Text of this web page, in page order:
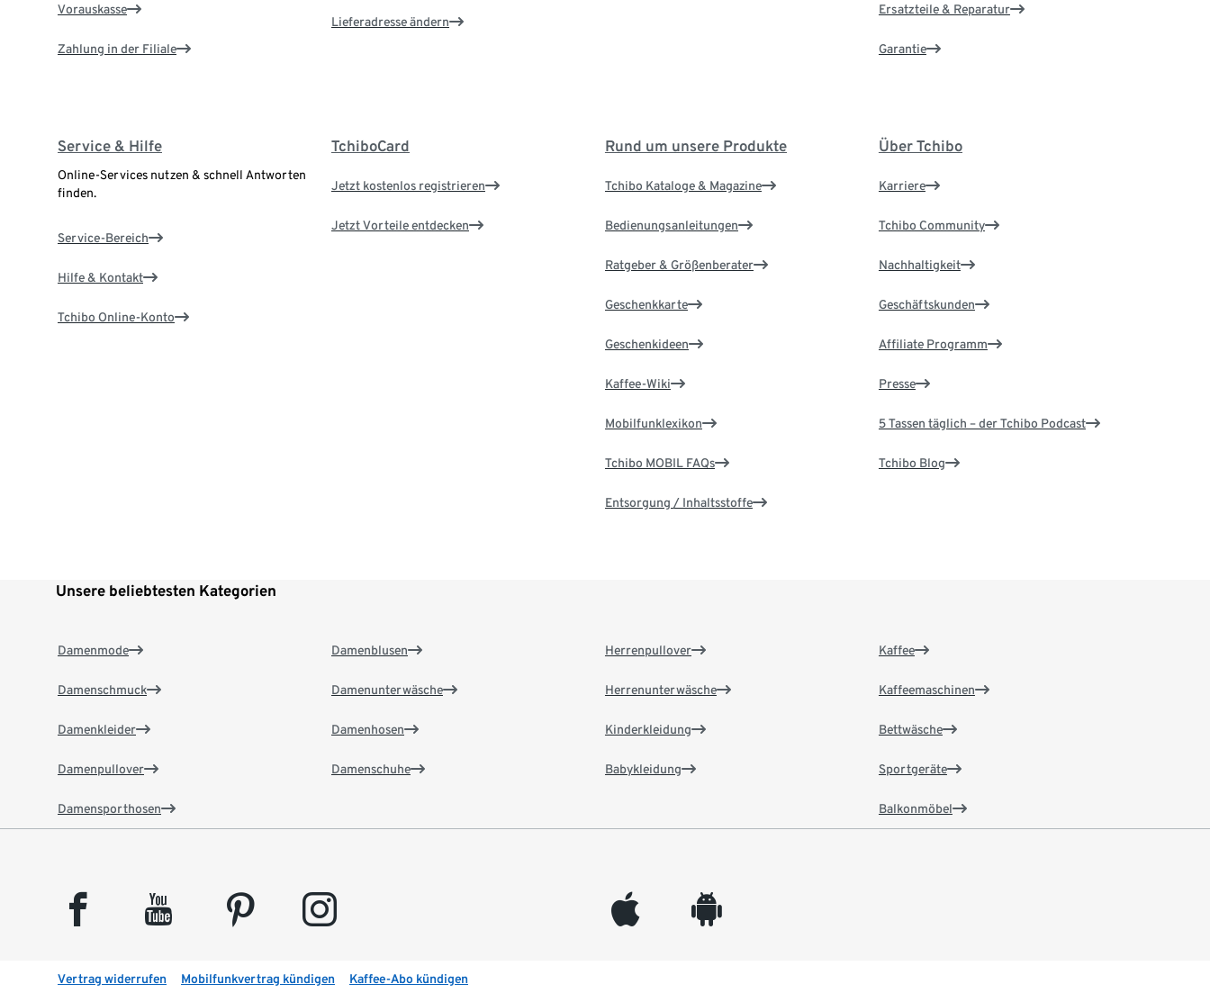
Vorauskasse
Zahlung in der Filiale
Lieferadresse ändern
Ersatzteile & Reparatur
Garantie
Service & Hilfe
Online-Services nutzen & schnell Antworten
finden.
Service-Bereich
Hilfe & Kontakt
Tchibo Online-Konto
TchiboCard
Jetzt kostenlos registrieren
Jetzt Vorteile entdecken
Rund um unsere Produkte
Tchibo Kataloge & Magazine
Bedienungsanleitungen
Ratgeber & Größenberater
Geschenkkarte
Geschenkideen
Kaffee-Wiki
Mobilfunklexikon
Tchibo MOBIL FAQs
Entsorgung / Inhaltsstoffe
Über Tchibo
Karriere
Tchibo Community
Nachhaltigkeit
Geschäftskunden
Affiliate Programm
Presse
5 Tassen täglich – der Tchibo Podcast
Tchibo Blog
Unsere beliebtesten Kategorien
Damenmode
Damenschmuck
Damenkleider
Damenpullover
Damensporthosen
Damenblusen
Damenunterwäsche
Damenhosen
Damenschuhe
Herrenpullover
Herrenunterwäsche
Kinderkleidung
Babykleidung
Kaffee
Kaffeemaschinen
Bettwäsche
Sportgeräte
Balkonmöbel
facebook youtube pinterest instagram appleinc android
Vertrag widerrufen Mobilfunkvertrag kündigen Kaffee-Abo kündigen